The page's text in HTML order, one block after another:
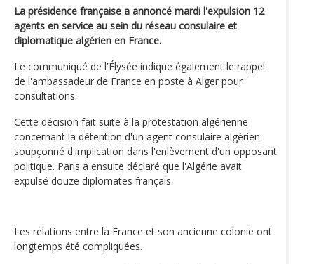
La présidence française a annoncé mardi l'expulsion 12
agents en service au sein du réseau consulaire et
diplomatique algérien en France.
Le communiqué de l'Élysée indique également le rappel
de l'ambassadeur de France en poste à Alger pour
consultations.
Cette décision fait suite à la protestation algérienne
concernant la détention d'un agent consulaire algérien
soupçonné d'implication dans l'enlèvement d'un opposant
politique. Paris a ensuite déclaré que l'Algérie avait
expulsé douze diplomates français.
Les relations entre la France et son ancienne colonie ont
longtemps été compliquées.